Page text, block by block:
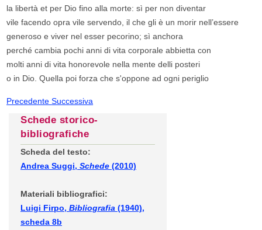
la libertà et per Dio fino alla morte: sì per non diventar
vile facendo opra vile servendo, il che gli è un morir nell’essere
generoso e viver nel esser pecorino; sì anchora
perché cambia pochi anni di vita corporale abbietta con
molti anni di vita honorevole nella mente delli posteri
o in Dio. Quella poi forza che s'oppone ad ogni periglio
PrecedenteSuccessiva
Schede storico-
bibliografiche
Scheda del testo:
Andrea Suggi, Schede (2010)
Materiali bibliografici:
Luigi Firpo, Bibliografia (1940),
scheda 8b